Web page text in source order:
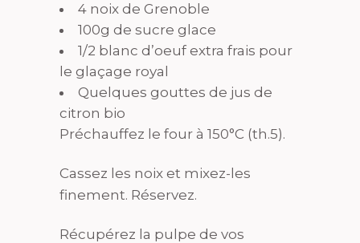
4 noix de Grenoble
100g de sucre glace
1/2 blanc d’oeuf extra frais pour
le glaçage royal
Quelques gouttes de jus de
citron bio
Préchauffez le four à 150°C (th.5).
Cassez les noix et mixez-les
finement. Réservez.
Récupérez la pulpe de vos